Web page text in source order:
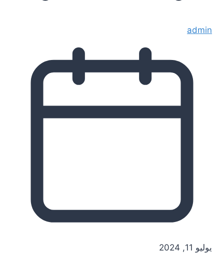
admin
يوليو 11, 2024